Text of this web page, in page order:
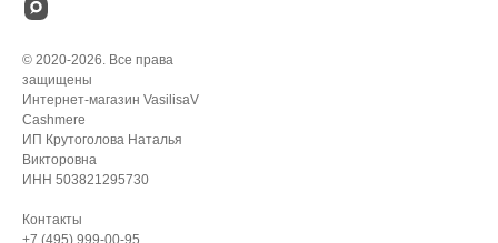
© 2020-2026. Все права
защищены
Интернет-магазин VasilisaV
Cashmere
ИП Крутоголова Наталья
Викторовна
ИНН 503821295730
Контакты